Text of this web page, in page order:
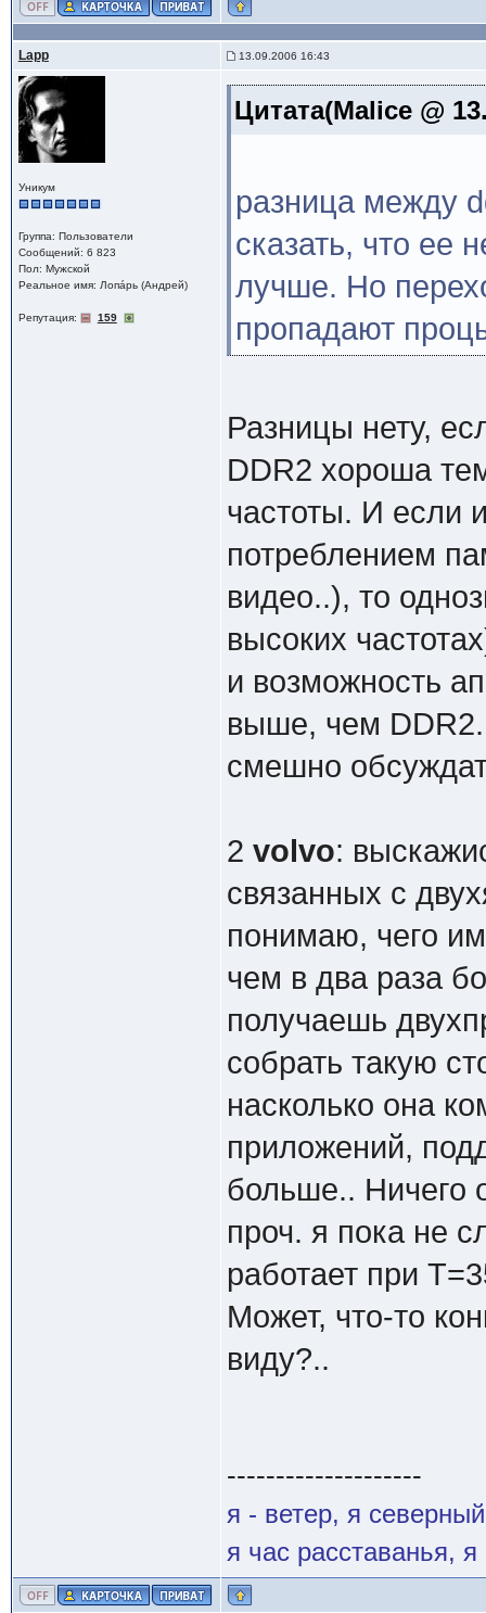
Lapp 13.09.2006 16:43
Уникум
Группа: Пользователи
Сообщений: 6 823
Пол: Мужской
Реальное имя: Лопáрь (Андрей)
Репутация: 159
Цитата(Malice @
разница между
сказать, что ее
лучше. Но
пропадают
Разницы нету,
DDR2 хороша
частоты. И если
потреблением
видео..), то
высоких
и возможность
выше, чем DDR2.
смешно
2 volvo:
связанных с
понимаю, чего
чем в два раза
получаешь
собрать такую
насколько она
приложений,
больше.. Ничего
проч. я пока не
работает при
Может, что-то
виду?..
--------------------
я - ветер, я
я час расставанья,